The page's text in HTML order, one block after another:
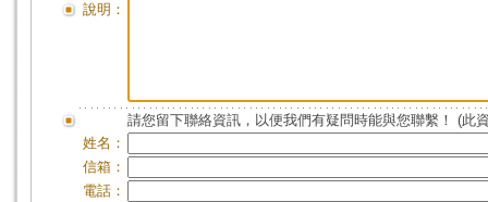
說明：
請您留下聯絡資訊，以便我們有疑問時能與您聯繫！ (此
姓名：
信箱：
電話：